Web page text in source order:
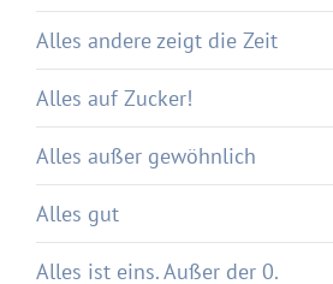
Alles andere zeigt die Zeit
Alles auf Zucker!
Alles außer gewöhnlich
Alles gut
Alles ist eins. Außer der 0.